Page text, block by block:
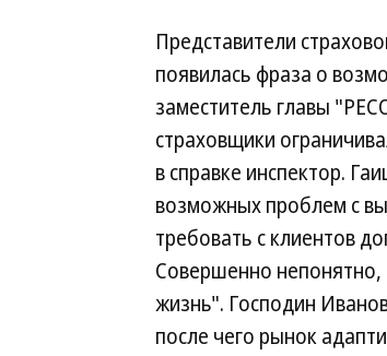
Представители
появилась фраза о
заместитель главы
страховщики
в справке инспектор.
возможных проблем с
требовать с клиентов
Совершенно непонятно,
жизнь". Господин
после чего рынок